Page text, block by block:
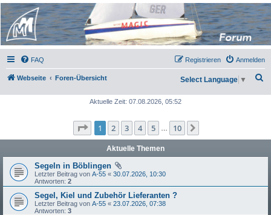
Micro Magic Forum
Deutschland
FAQ Anmelden
Registrieren
Webseite Foren-Übersicht Select Language ▼
Aktuelle Zeit: 07.08.2026, 05:52
Seite 1von 10
1 2 3 4 5 10
Aktuelle Themen
Segeln in Böblingen
Letzter Beitrag von A-55 « 30.07.2026, 10:30
Antworten: 2
Segel, Kiel und Zubehör Lieferanten ?
Letzter Beitrag von A-55 « 23.07.2026, 07:38
Antworten: 3